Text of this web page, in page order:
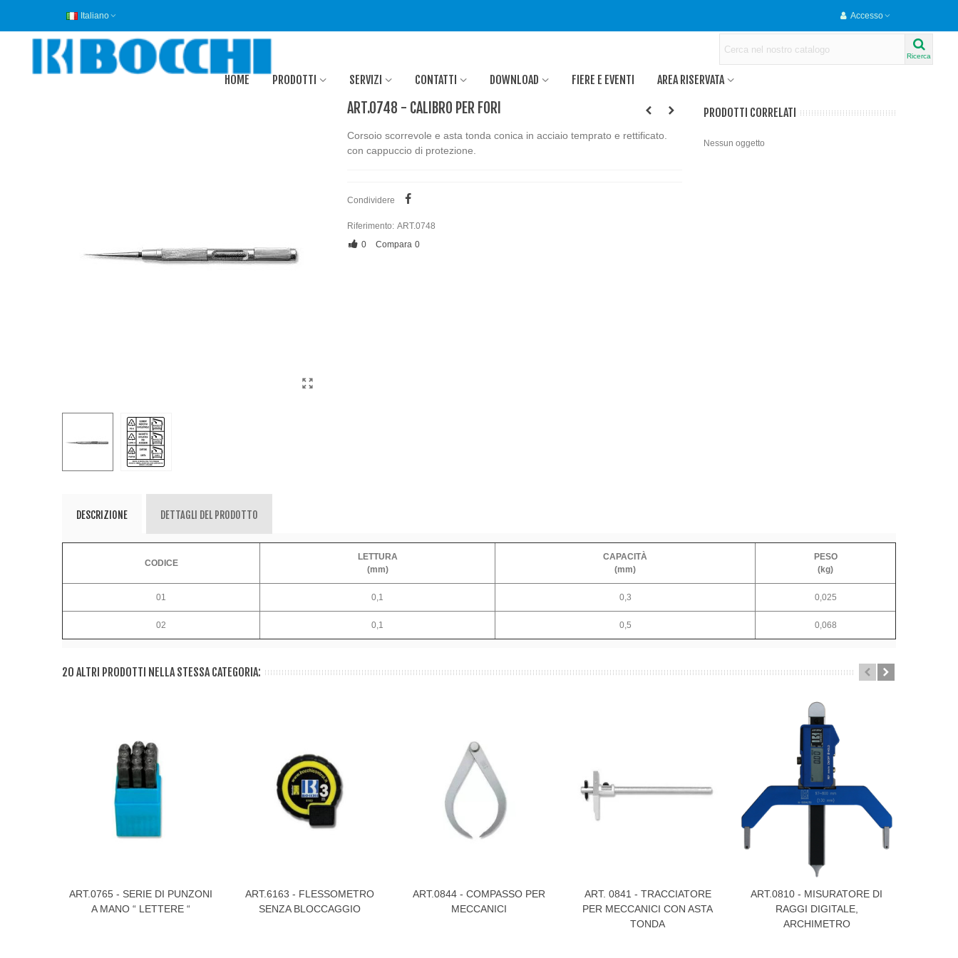
Italiano Accesso
Ricerca
HOME PRODOTTI SERVIZI CONTATTI DOWNLOAD FIERE E EVENTI AREA RISERVATA
ART.0748 - CALIBRO PER FORI
Corsoio scorrevole e asta tonda conica in acciaio temprato e rettificato.
con cappuccio di protezione.
Condividere
Riferimento: ART.0748
0
Compara 0
PRODOTTI CORRELATI
Nessun oggetto
DESCRIZIONE DETTAGLI DEL PRODOTTO
CODICE
LETTURA
(mm)
CAPACITÀ
(mm)
PESO
(kg)
01 0,1 0,3 0,025
02 0,1 0,5 0,068
20 ALTRI PRODOTTI NELLA STESSA CATEGORIA:
Visualizza Di Più
ART.0765 - SERIE DI PUNZONI
A MANO “ LETTERE “
Visualizza Di Più
ART.6163 - FLESSOMETRO
SENZA BLOCCAGGIO
Visualizza Di Più
ART.0844 - COMPASSO PER
MECCANICI
Visualizza Di Più
ART. 0841 - TRACCIATORE
PER MECCANICI CON ASTA
TONDA
Visualizza Di Più
ART.0810 - MISURATORE DI
RAGGI DIGITALE,
ARCHIMETRO